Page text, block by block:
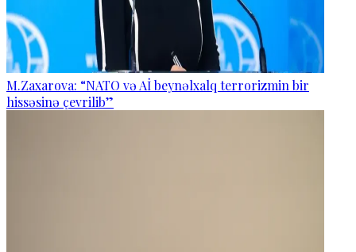
M.Zaxarova: “NATO və Aİ beynəlxalq terrorizmin bir
hissəsinə çevrilib”